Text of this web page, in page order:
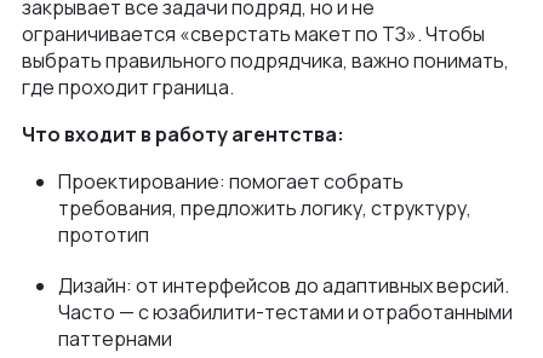
закрывает все задачи подряд, но и не
ограничивается «сверстать макет по ТЗ». Чтобы
выбрать правильного подрядчика, важно понимать,
где проходит граница.
Что входит в работу агентства:
Проектирование: помогает собрать
требования, предложить логику, структуру,
прототип
Дизайн: от интерфейсов до адаптивных версий.
Часто — с юзабилити-тестами и отработанными
паттернами